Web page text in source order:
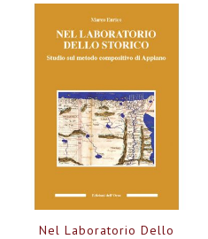
Nel Laboratorio Dello